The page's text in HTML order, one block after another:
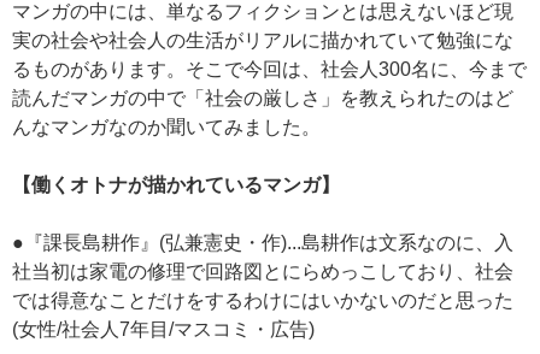
マンガの中には、単なるフィクションとは思えないほど現
実の社会や社会人の生活がリアルに描かれていて勉強にな
るものがあります。そこで今回は、社会人300名に、今まで
読んだマンガの中で「社会の厳しさ」を教えられたのはど
んなマンガなのか聞いてみました。
【働くオトナが描かれているマンガ】
●『課長島耕作』(弘兼憲史・作)...島耕作は文系なのに、入
社当初は家電の修理で回路図とにらめっこしており、社会
では得意なことだけをするわけにはいかないのだと思った
(女性/社会人7年目/マスコミ・広告)